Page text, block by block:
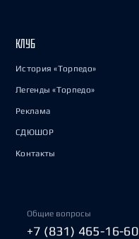
КЛУБ
История «Торпедо»
Легенды «Торпедо»
Реклама
СДЮШОР
Контакты
Общие вопросы
+7 (831) 465-16-60